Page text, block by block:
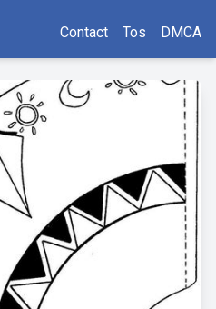
Contact Tos DMCA